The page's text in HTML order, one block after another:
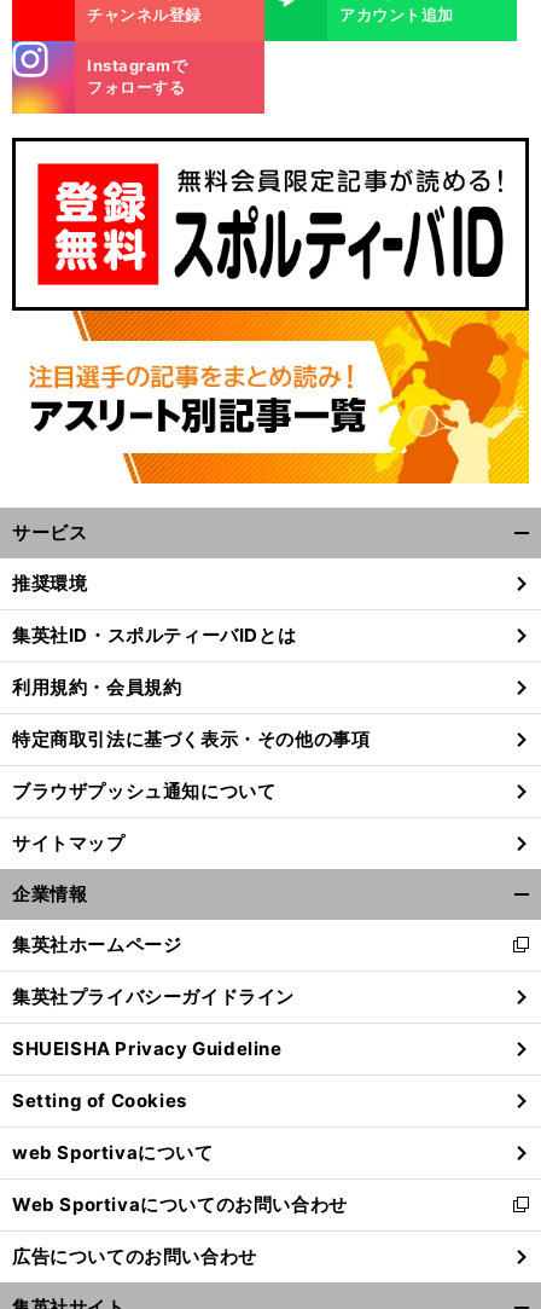
々
、
あ
、
へ
チャンネル登録
アカウント追加
m
Instagramで
フォローする
サービス
閉
る
推奨環境
集英社ID・スポルティーバIDとは
利用規約・会員規約
特定商取引法に基づく表示・その他の事項
ブラウザプッシュ通知について
サイトマップ
企業情報
閉
る
集英社ホームページ
新
し
い
ウ
ィ
ン
ド
ウ
で
開
く
集英社プライバシーガイドライン
SHUEISHA Privacy Guideline
Setting of Cookies
web Sportivaについて
Web Sportivaについてのお問い合わせ
新
し
い
ウ
広告についてのお問い合わせ